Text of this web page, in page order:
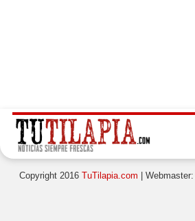
Copyright 2016 TuTilapia.com | Webmaster: